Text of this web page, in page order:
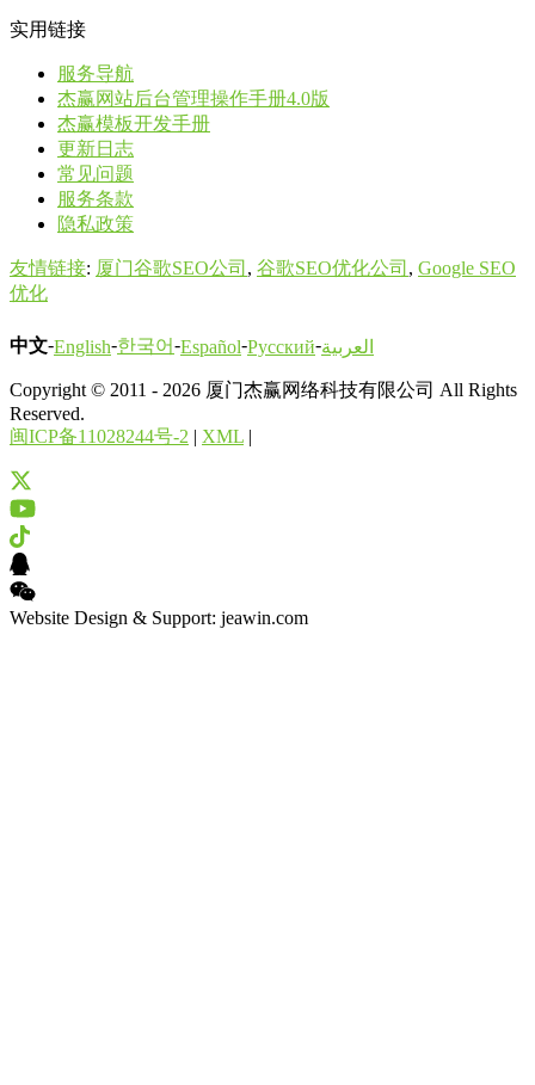
实用链接
服务导航
杰赢网站后台管理操作手册4.0版
杰赢模板开发手册
更新日志
常见问题
服务条款
隐私政策
友情链接: 厦门谷歌SEO公司 , 谷歌SEO优化公司 , Google SEO
优化
中文-English-한국어-Español-Русский-العربية
Copyright © 2011 - 2026 厦门杰赢网络科技有限公司 All Rights
Reserved.
闽ICP备11028244号-2 | XML |
Website Design & Support: jeawin.com